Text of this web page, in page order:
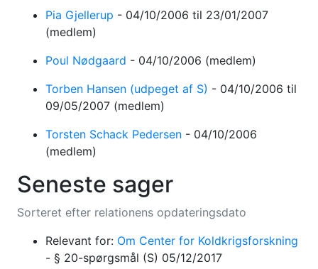
Pia Gjellerup - 04/10/2006 til 23/01/2007
(medlem)
Poul Nødgaard - 04/10/2006 (medlem)
Torben Hansen (udpeget af S) - 04/10/2006 til
09/05/2007 (medlem)
Torsten Schack Pedersen - 04/10/2006
(medlem)
Seneste sager
Sorteret efter relationens opdateringsdato
Relevant for: Om Center for Koldkrigsforskning
- § 20-spørgsmål (S) 05/12/2017